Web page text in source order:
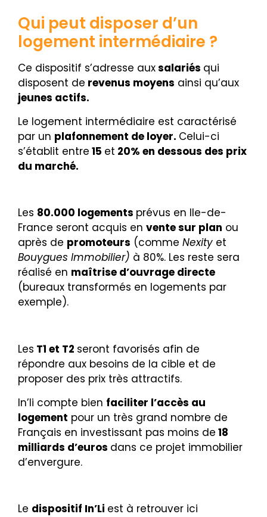
Qui peut disposer d’un
logement intermédiaire ?
Ce dispositif s’adresse auxsalariés qui
disposent de revenus moyens ainsi qu’aux
jeunes actifs.
Le logement intermédiaire est caractérisé
par un plafonnement de loyer. Celui-ci
s’établit entre 15 et 20% en dessous des prix
du marché.
Les 80.000 logements prévus en Ile-de-
France seront acquis en vente sur plan ou
après de promoteurs (comme Nexity et
Bouygues Immobilier) à 80%. Les reste sera
réalisé en maîtrise d’ouvrage directe
(bureaux transformés en logements par
exemple).
Les T1 et T2 seront favorisés afin de
répondre aux besoins de la cible et de
proposer des prix très attractifs.
In’li compte bien faciliter l’accès au
logement pour un très grand nombre de
Français en investissant pas moins de 18
milliards d’euros dans ce projet immobilier
d’envergure.
Le dispositif In’Li est à retrouver ici